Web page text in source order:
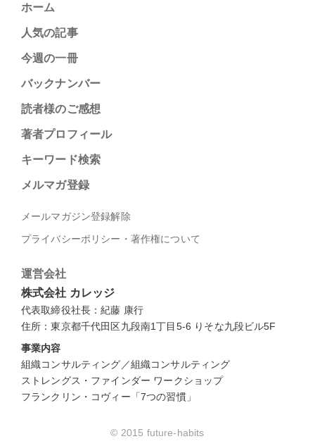
ホーム
人気の記事
今週の一冊
バックナンバー
読者様のご感想
著者プロフィール
キーワード検索
メルマガ登録
メールマガジン登録解除
プライバシーポリシー・著作権について
運営会社
株式会社 カレッジ
代表取締役社長：紀藤 康行
住所：東京都千代田区九段南1丁目5-6 りそな九段ビル5F
事業内容
組織コンサルティング／組織コンサルティング
ストレングス・ファインダー ワークショップ
フランクリン・コヴィー「7つの習慣」
© 2015 future-habits